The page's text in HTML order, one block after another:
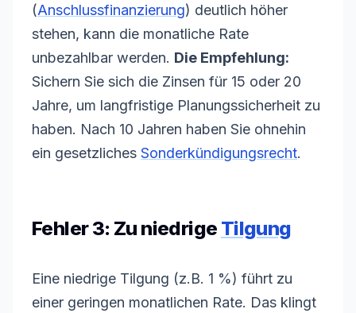
(Anschlussfinanzierung) deutlich höher
stehen, kann die monatliche Rate
unbezahlbar werden. Die Empfehlung:
Sichern Sie sich die Zinsen für 15 oder 20
Jahre, um langfristige Planungssicherheit zu
haben. Nach 10 Jahren haben Sie ohnehin
ein gesetzliches Sonderkündigungsrecht.
Fehler 3: Zu niedrige Tilgung
Eine niedrige Tilgung (z.B. 1 %) führt zu
einer geringen monatlichen Rate. Das klingt